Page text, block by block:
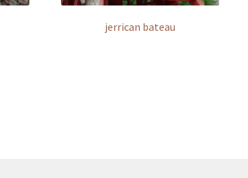
jerrican bateau